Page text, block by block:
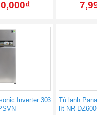
₫
Inverter 303
Tủ lạnh
lít NR-